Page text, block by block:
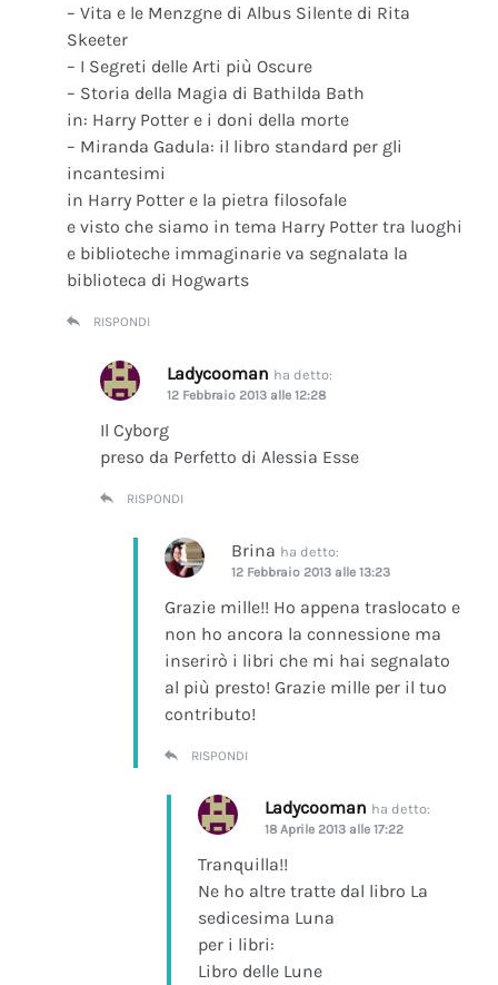
– Vita e le Menzgne di Albus Silente di Rita
Skeeter
– I Segreti delle Arti più Oscure
– Storia della Magia di Bathilda Bath
in: Harry Potter e i doni della morte
– Miranda Gadula: il libro standard per gli
incantesimi
in Harry Potter e la pietra filosofale
e visto che siamo in tema Harry Potter tra luoghi
e biblioteche immaginarie va segnalata la
biblioteca di Hogwarts
RISPONDI
Ladycooman ha detto:
12 Febbraio 2013 alle 12:28
Il Cyborg
preso da Perfetto di Alessia Esse
RISPONDI
Brina ha detto:
12 Febbraio 2013 alle 13:23
Grazie mille!! Ho appena traslocato e
non ho ancora la connessione ma
inserirò i libri che mi hai segnalato
al più presto! Grazie mille per il tuo
contributo!
RISPONDI
Ladycooman ha detto:
18 Aprile 2013 alle 17:22
Tranquilla!!
Ne ho altre tratte dal libro La
sedicesima Luna
per i libri:
Libro delle Lune